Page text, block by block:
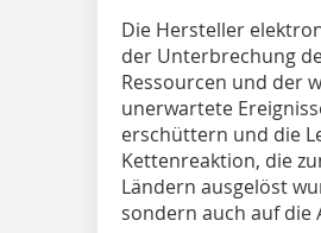
Die Hersteller
der Unterbrechung
Ressourcen und der
unerwartete
erschüttern und die
Kettenreaktion, die
Ländern ausgelöst
sondern auch auf die